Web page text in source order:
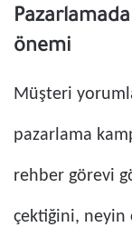
önemi
Müşteri
pazarlama
rehber görevi
çektiğini, neyin